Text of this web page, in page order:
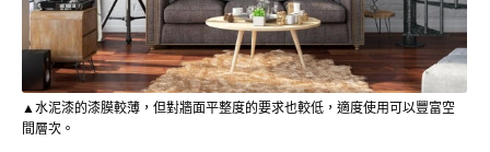
▲水泥漆的漆膜較薄，但對牆面平整度的要求也較低，適度使用可以豐富空
間層次。